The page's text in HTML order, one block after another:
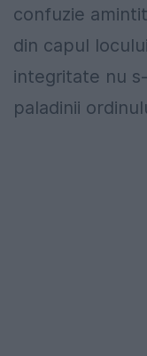
confuzie
din capul
integritate nu
paladinii